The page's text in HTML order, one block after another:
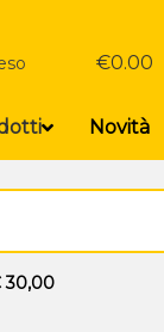
€0.00
Novità
30,00